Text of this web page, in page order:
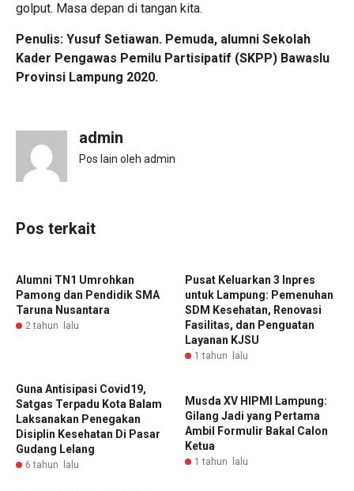
golput. Masa depan di tangan kita.
Penulis: Yusuf Setiawan. Pemuda, alumni Sekolah
Kader Pengawas Pemilu Partisipatif (SKPP) Bawaslu
Provinsi Lampung 2020.
admin
Pos lain oleh admin
Pos terkait
Alumni TN1 Umrohkan
Pamong dan Pendidik SMA
Taruna Nusantara
2 tahun lalu
‎Pusat Keluarkan 3 Inpres
untuk Lampung: Pemenuhan
SDM Kesehatan, Renovasi
Fasilitas, dan Penguatan
Layanan KJSU
1 tahun lalu
Guna Antisipasi Covid19,
Satgas Terpadu Kota Balam
Laksanakan Penegakan
Disiplin Kesehatan Di Pasar
Gudang Lelang
6 tahun lalu
Musda XV HIPMI Lampung:
Gilang Jadi yang Pertama
Ambil Formulir Bakal Calon
Ketua
1 tahun lalu